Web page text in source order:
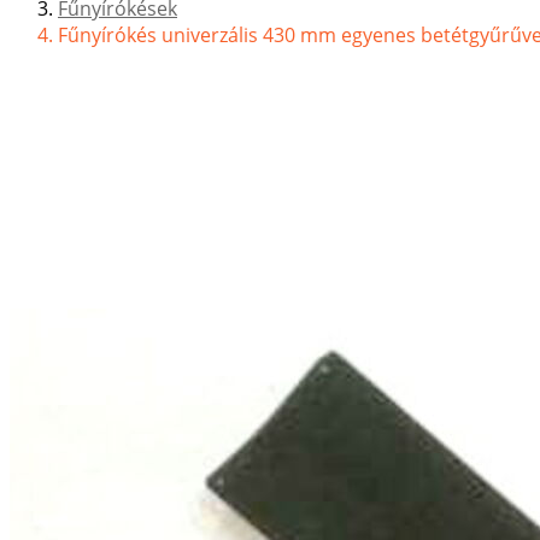
Fűnyírókések
Fűnyírókés univerzális 430 mm egyenes